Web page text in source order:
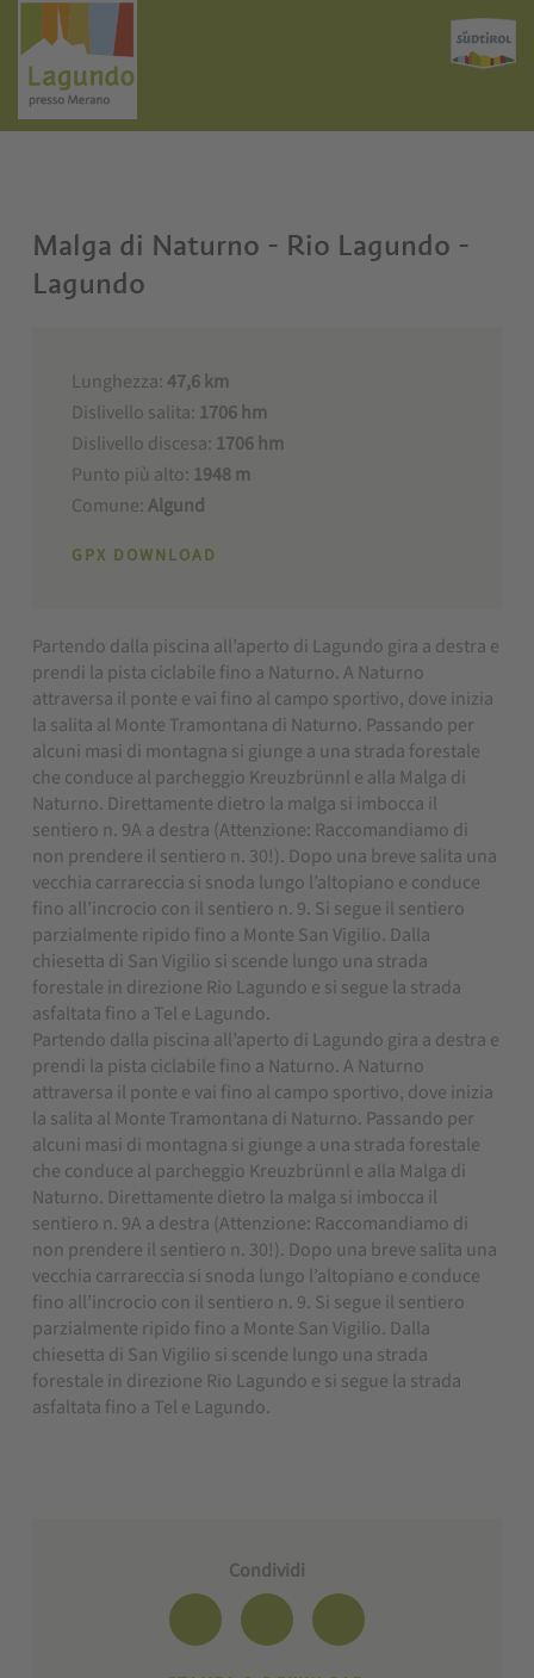
Malga di Naturno - Rio Lagundo -
Lagundo
Lunghezza:47,6 km
Dislivello salita: 1706 hm
Dislivello discesa: 1706 hm
Punto più alto: 1948 m
Comune:Algund
GPX DOWNLOAD
Partendo dalla piscina all’aperto di Lagundo gira a destra e
prendi la pista ciclabile fino a Naturno. A Naturno
attraversa il ponte e vai fino al campo sportivo, dove inizia
la salita al Monte Tramontana di Naturno. Passando per
alcuni masi di montagna si giunge a una strada forestale
che conduce al parcheggio Kreuzbrünnl e alla Malga di
Naturno. Direttamente dietro la malga si imbocca il
sentiero n. 9A a destra (Attenzione: Raccomandiamo di
non prendere il sentiero n. 30!). Dopo una breve salita una
vecchia carrareccia si snoda lungo l’altopiano e conduce
fino all’incrocio con il sentiero n. 9. Si segue il sentiero
parzialmente ripido fino a Monte San Vigilio. Dalla
chiesetta di San Vigilio si scende lungo una strada
forestale in direzione Rio Lagundo e si segue la strada
asfaltata fino a Tel e Lagundo.
Partendo dalla piscina all’aperto di Lagundo gira a destra e
prendi la pista ciclabile fino a Naturno. A Naturno
attraversa il ponte e vai fino al campo sportivo, dove inizia
la salita al Monte Tramontana di Naturno. Passando per
alcuni masi di montagna si giunge a una strada forestale
che conduce al parcheggio Kreuzbrünnl e alla Malga di
Naturno. Direttamente dietro la malga si imbocca il
sentiero n. 9A a destra (Attenzione: Raccomandiamo di
non prendere il sentiero n. 30!). Dopo una breve salita una
vecchia carrareccia si snoda lungo l’altopiano e conduce
fino all’incrocio con il sentiero n. 9. Si segue il sentiero
parzialmente ripido fino a Monte San Vigilio. Dalla
chiesetta di San Vigilio si scende lungo una strada
forestale in direzione Rio Lagundo e si segue la strada
asfaltata fino a Tel e Lagundo.
Condividi